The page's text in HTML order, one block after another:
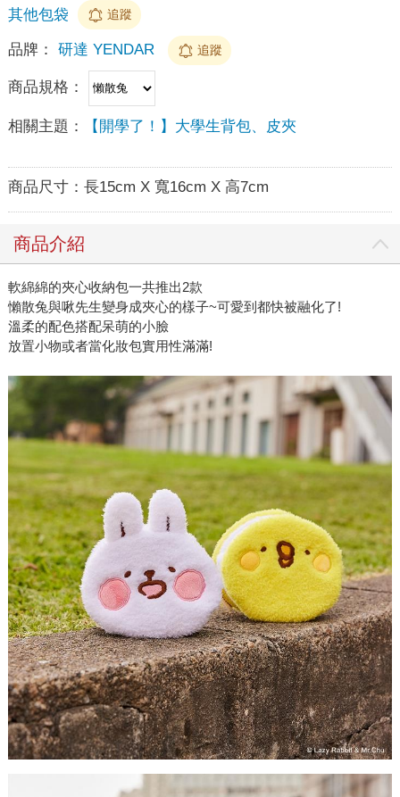
其他包袋
追蹤
品牌： 研達 YENDAR 追蹤
商品規格：
相關主題： 【開學了！】大學生背包、皮夾
商品尺寸： 長15cm X 寬16cm X 高7cm
商品介紹
軟綿綿的夾心收納包一共推出2款
懶散兔與啾先生變身成夾心的樣子~可愛到都快被融化了!
溫柔的配色搭配呆萌的小臉
放置小物或者當化妝包實用性滿滿!